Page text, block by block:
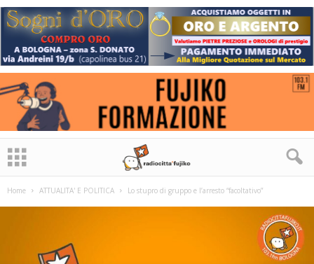
Home ATTUALITA' E POLITICA Lo stupro di gruppo e l’arresto “facoltativo”